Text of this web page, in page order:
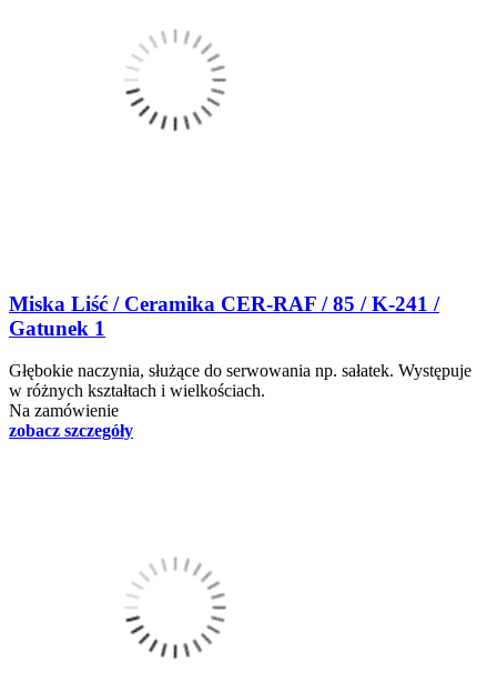
Miska Liść / Ceramika CER-RAF / 85 / K-241 /
Gatunek 1
Głębokie naczynia, służące do serwowania np. sałatek. Występuje
w różnych kształtach i wielkościach.
Na zamówienie
zobacz szczegóły